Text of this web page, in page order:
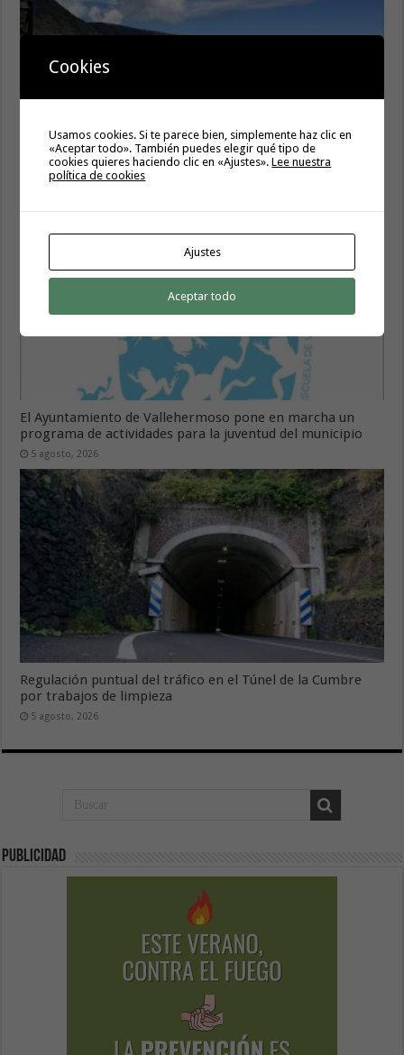
El Ayuntamiento de Hermigua licita la instalación de 30
farolas fotovoltaicas en la subida a Las Cabezadas
El Ayuntamiento de Vallehermoso pone en marcha un
programa de actividades para la juventud del municipio
5 agosto, 2026
Regulación puntual del tráfico en el Túnel de la Cumbre
por trabajos de limpieza
5 agosto, 2026
Publicidad
Cookies
Usamos cookies. Si te parece bien, simplemente haz clic en
«Aceptar todo». También puedes elegir qué tipo de
cookies quieres haciendo clic en «Ajustes».Lee nuestra
política de cookies
Ajustes
Aceptar todo